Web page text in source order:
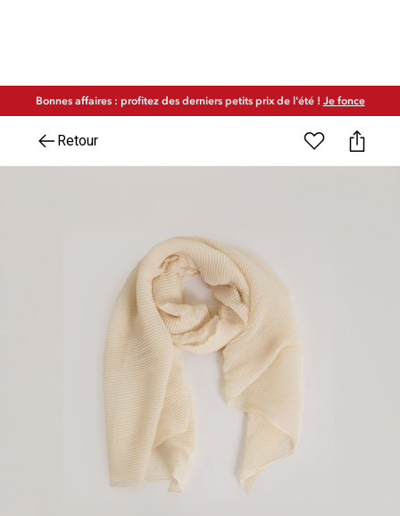
Bonnes affaires : profitez des derniers petits prix de l'été ! Je fonce
Retour